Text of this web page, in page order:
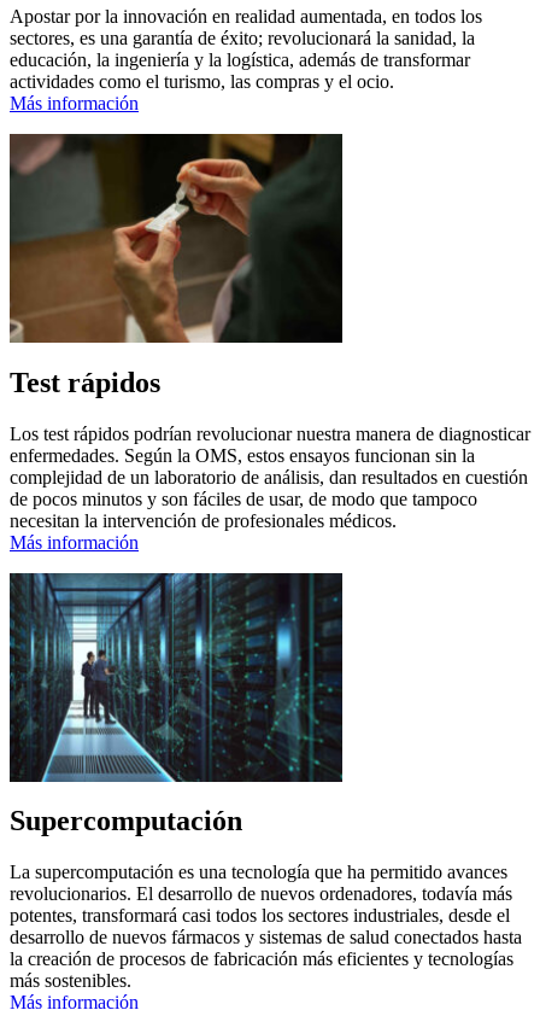
Apostar por la innovación en realidad aumentada, en todos los
sectores, es una garantía de éxito; revolucionará la sanidad, la
educación, la ingeniería y la logística, además de transformar
actividades como el turismo, las compras y el ocio.
Más información
Test rápidos
Los test rápidos podrían revolucionar nuestra manera de diagnosticar
enfermedades. Según la OMS, estos ensayos funcionan sin la
complejidad de un laboratorio de análisis, dan resultados en cuestión
de pocos minutos y son fáciles de usar, de modo que tampoco
necesitan la intervención de profesionales médicos.
Más información
Supercomputación
La supercomputación es una tecnología que ha permitido avances
revolucionarios. El desarrollo de nuevos ordenadores, todavía más
potentes, transformará casi todos los sectores industriales, desde el
desarrollo de nuevos fármacos y sistemas de salud conectados hasta
la creación de procesos de fabricación más eficientes y tecnologías
más sostenibles.
Más información